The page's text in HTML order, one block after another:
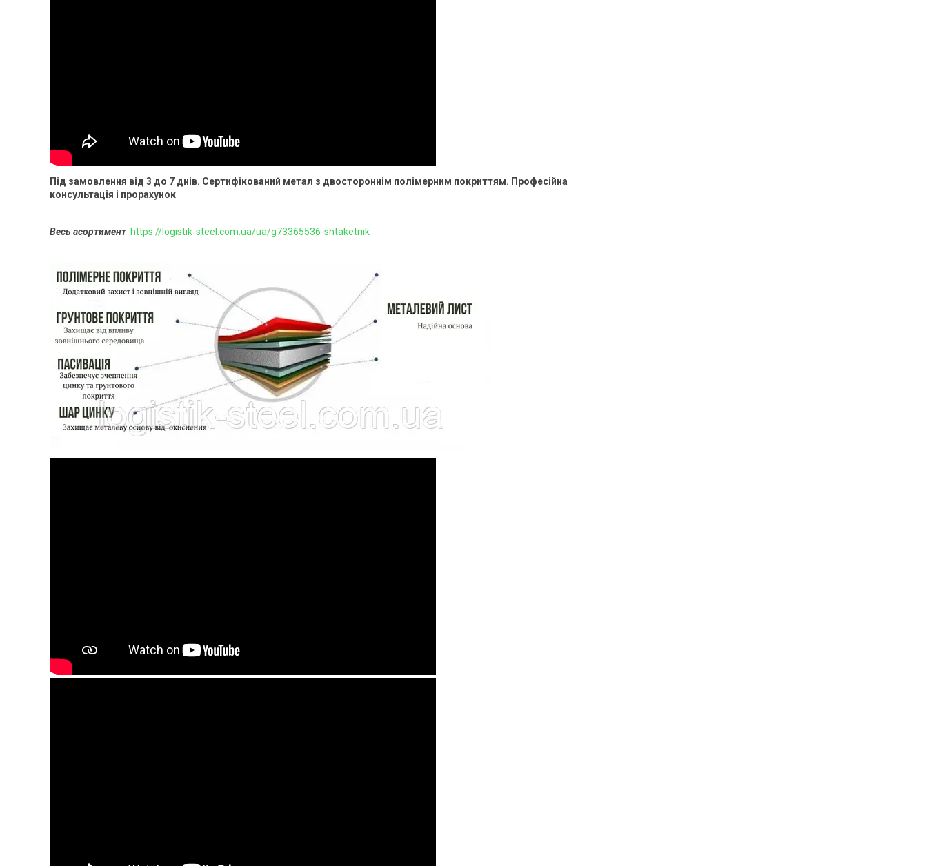
Під замовлення від 3 до 7 днів. Сертифікований метал з двостороннім полімерним покриттям. Професійна
консультація і прорахунок
Весь асортимент https://logistik-steel.com.ua/ua/g73365536-shtaketnik